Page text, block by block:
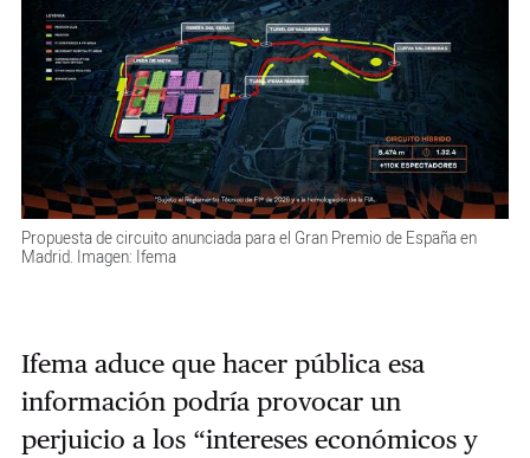
Propuesta de circuito anunciada para el Gran Premio de España en
Madrid. Imagen: Ifema
Ifema aduce que hacer pública esa
información podría provocar un
perjuicio a los “intereses económicos y